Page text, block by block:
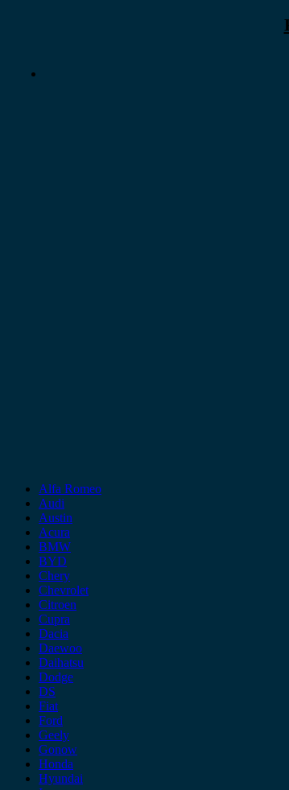
Alfa Romeo
Audi
Austin
Acura
BMW
BYD
Chery
Chevrolet
Citroen
Cupra
Dacia
Daewoo
Daihatsu
Dodge
DS
Fiat
Ford
Geely
Gonow
Honda
Hyundai